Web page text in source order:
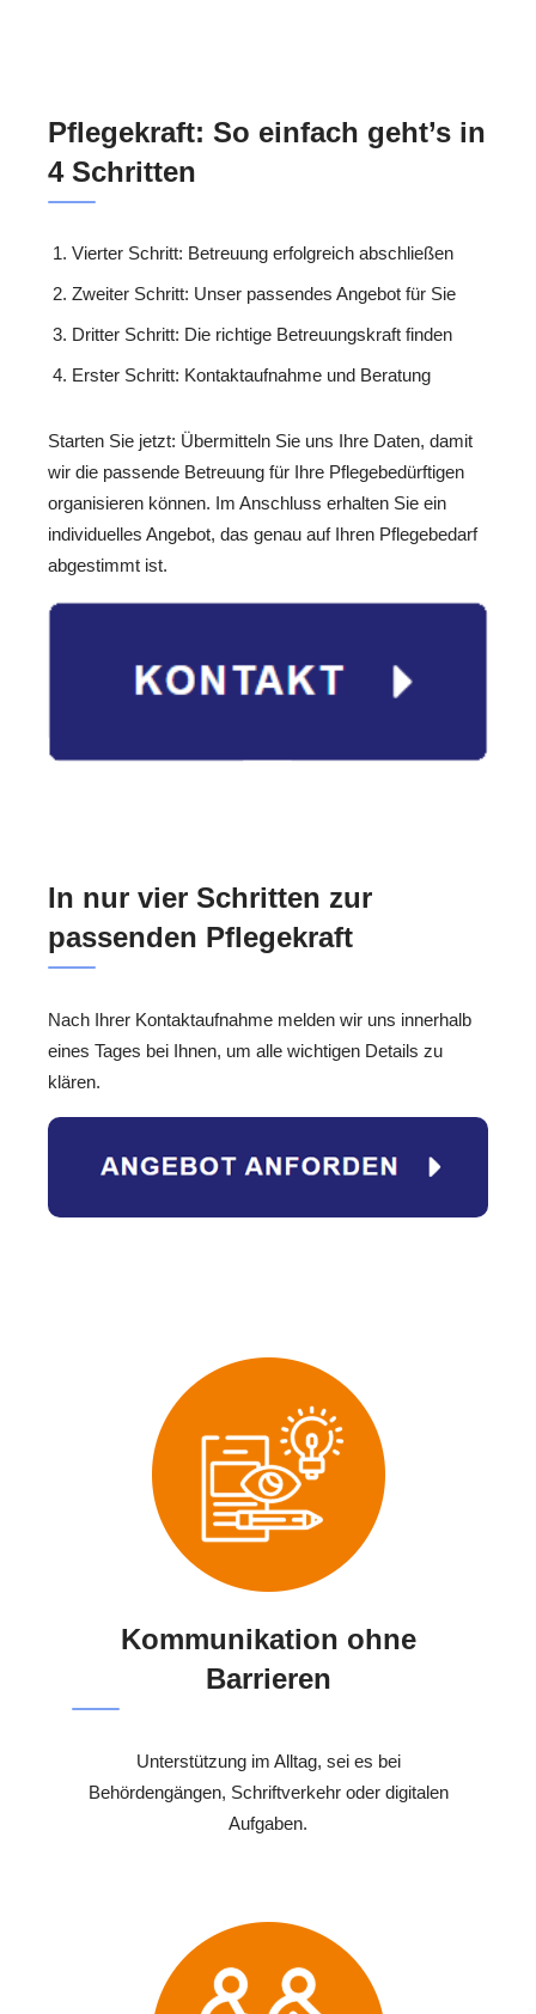
Pflegekraft: So einfach geht’s in
4 Schritten
Vierter Schritt: Betreuung erfolgreich abschließen
Zweiter Schritt: Unser passendes Angebot für Sie
Dritter Schritt: Die richtige Betreuungskraft finden
Erster Schritt: Kontaktaufnahme und Beratung
Starten Sie jetzt: Übermitteln Sie uns Ihre Daten, damit
wir die passende Betreuung für Ihre Pflegebedürftigen
organisieren können. Im Anschluss erhalten Sie ein
individuelles Angebot, das genau auf Ihren Pflegebedarf
abgestimmt ist.
In nur vier Schritten zur
passenden Pflegekraft
Nach Ihrer Kontaktaufnahme melden wir uns innerhalb
eines Tages bei Ihnen, um alle wichtigen Details zu
klären.
Kommunikation ohne
Barrieren
Unterstützung im Alltag, sei es bei
Behördengängen, Schriftverkehr oder digitalen
Aufgaben.